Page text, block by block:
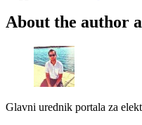
About the author
Glavni urednik portala za